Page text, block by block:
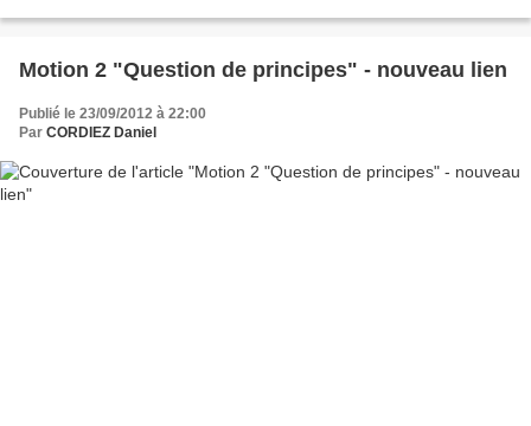
Motion 2 "Question de principes" - nouveau lien
Publié le 23/09/2012 à 22:00
Par CORDIEZ Daniel